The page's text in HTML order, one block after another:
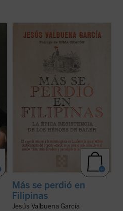
Un viaje en el tiempo a la remota iglesia en
la isla de Luzón en la que el último
destacamento del Imperio español
sobrevivió al asedio militar más duradero y
paradójico de la Historia moderna. El libro
recoge documentos inéditos y ...(ver ficha)
Más se perdió en
Filipinas
Jesús Valbuena García